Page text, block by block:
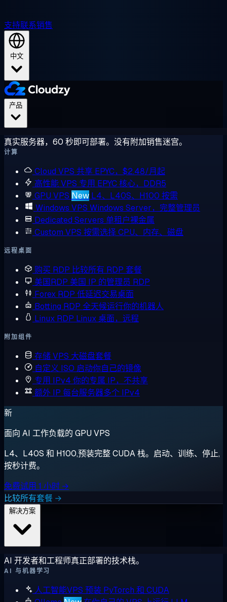
支持联系销售
中文
真实服务器，60 秒即可部署。没有附加销售迷宫。
计算
Cloud VPS 共享 EPYC，$2.48/月起
高性能 VPS 专用 EPYC 核心，DDR5
GPU VPS New L4、L40S、H100 按需
Windows VPS Windows Server，完整管理员
Dedicated Servers 单租户裸金属
Custom VPS 按需选择 CPU、内存、磁盘
远程桌面
购买 RDP 比较所有 RDP 套餐
美国RDP 美国 IP 的管理员 RDP
Forex RDP 低延迟交易桌面
Botting RDP 全天候运行你的机器人
Linux RDP Linux 桌面，远程
附加组件
存储 VPS 大磁盘套餐
自定义 ISO 启动你自己的镜像
专用 IPv4 你的专属 IP，不共享
额外 IP 每台服务器多个 IPv4
新
面向 AI 工作负载的 GPU VPS
L4、L40S 和 H100,预装完整 CUDA 栈。启动、训练、停止,
按秒计费。
免费试用 1 小时 →
比较所有套餐 →
AI 开发者和工程师真正部署的技术栈。
AI 与机器学习
人工智能VPS 预装 PyTorch 和 CUDA